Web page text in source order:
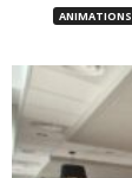
ANIMATIONS